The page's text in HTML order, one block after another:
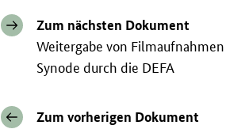
Zum nächsten Dokument
Weitergabe von
Synode durch die DEFA
Zum vorherigen Dokument